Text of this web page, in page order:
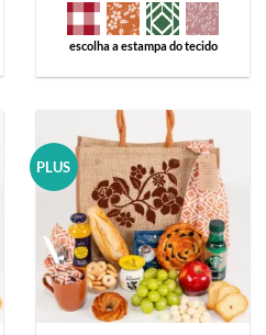
escolha a estampa do tecido
PLUS